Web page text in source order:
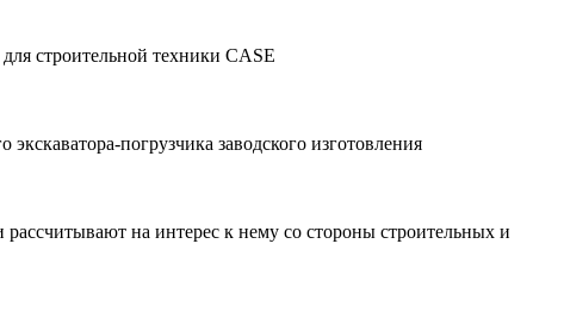
строительной техники CASE
погрузчика заводского изготовления
на интерес к нему со стороны строительных и